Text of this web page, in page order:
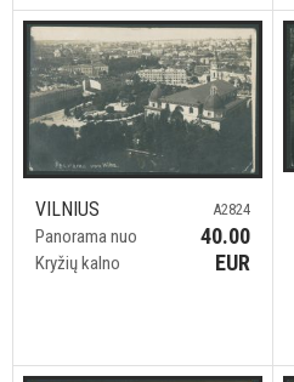
VILNIUS
Panorama nuo
Kryžių kalno
A2824
40.00
EUR